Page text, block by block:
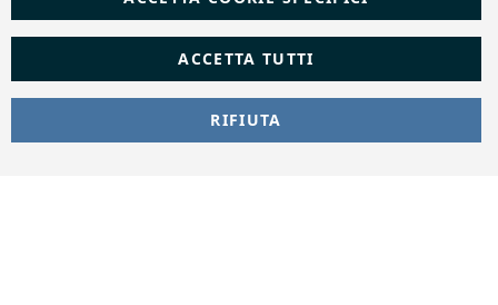
ACCETTA TUTTI
RIFIUTA